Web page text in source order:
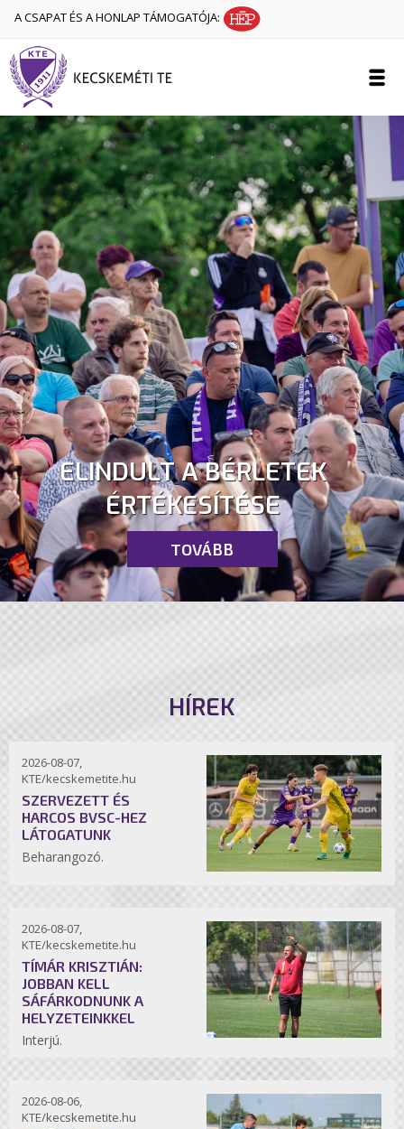
A CSAPAT ÉS A HONLAP TÁMOGATÓJA:
ELINDULT A BÉRLETEK
ÉRTÉKESÍTÉSE
TOVÁBB
HÍREK
2026-08-07,
KTE/kecskemetite.hu
SZERVEZETT ÉS
HARCOS BVSC-HEZ
LÁTOGATUNK
Beharangozó.
2026-08-07,
KTE/kecskemetite.hu
TÍMÁR KRISZTIÁN:
JOBBAN KELL
SÁFÁRKODNUNK A
HELYZETEINKKEL
Interjú.
2026-08-06,
KTE/kecskemetite.hu